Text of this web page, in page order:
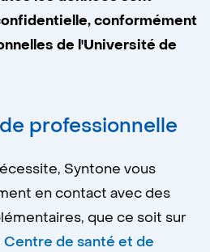
conformément
de l'Université de
professionnelle
Syntone vous
en contact avec des
que ce soit sur
Centre de santé et de